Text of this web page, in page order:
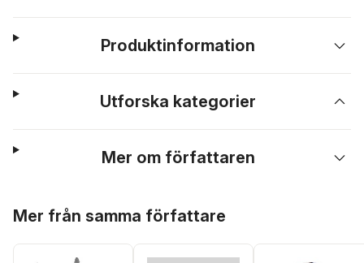
Produktinformation
Utforska kategorier
Mer om författaren
Mer från samma författare